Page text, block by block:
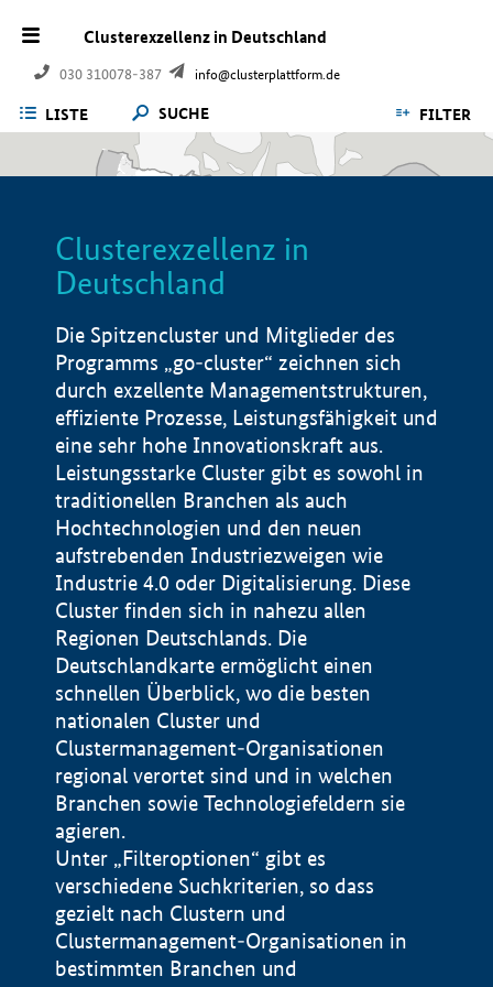
Clusterexzellenz in Deutschland
030 310078-387 info@clusterplattform.de
LISTE SUCHE FILTER
Clusterexzellenz in
Deutschland
Die Spitzencluster und Mitglieder des
Programms „go-cluster“ zeichnen sich
durch exzellente Managementstrukturen,
effiziente Prozesse, Leistungsfähigkeit und
eine sehr hohe Innovationskraft aus.
Leistungsstarke Cluster gibt es sowohl in
traditionellen Branchen als auch
Hochtechnologien und den neuen
aufstrebenden Industriezweigen wie
Industrie 4.0 oder Digitalisierung. Diese
Cluster finden sich in nahezu allen
Regionen Deutschlands. Die
Deutschlandkarte ermöglicht einen
schnellen Überblick, wo die besten
nationalen Cluster und
Clustermanagement-Organisationen
regional verortet sind und in welchen
Branchen sowie Technologiefeldern sie
agieren.
Unter „Filteroptionen“ gibt es
verschiedene Suchkriterien, so dass
gezielt nach Clustern und
Clustermanagement-Organisationen in
bestimmten Branchen und
Impressum
Datenschutzerklärung
BMWE, 2026 ©
100 km © Geobasis-DE / BKG 2015